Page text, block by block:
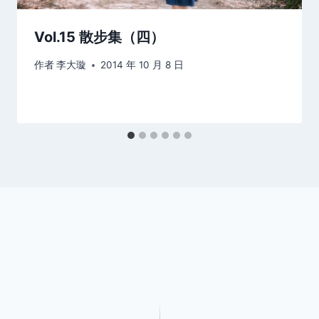
Vol.15 散步集（四）
作者李大璇 2014 年 10 月 8 日